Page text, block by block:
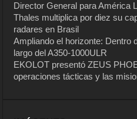
Director General para América
Thales multiplica por diez su
radares en Brasil
Ampliando el horizonte: Dentro
largo del A350-1000ULR
EKOLOT presentó ZEUS
operaciones tácticas y las